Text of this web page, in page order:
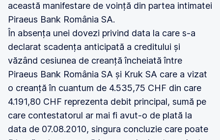
această manifestare de voință din partea intimatei
Piraeus Bank România SA.
În absența unei dovezi privind data la care s-a
declarat scadența anticipată a creditului și
văzând cesiunea de creanță încheiată între
Piraeus Bank România SA și Kruk SA care a vizat
o creanță în cuantum de 4.535,75 CHF din care
4.191,80 CHF reprezenta debit principal, sumă pe
care contestatorul ar mai fi avut-o de plată la
data de 07.08.2010, singura concluzie care poate